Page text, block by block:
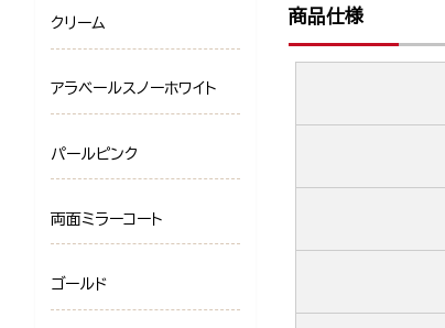
商品仕様
クリーム
アラベールスノーホワイト
パールピンク
両面ミラーコート
ゴールド